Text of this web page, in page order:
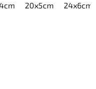
40x10cm
20x5cm 24x6cm